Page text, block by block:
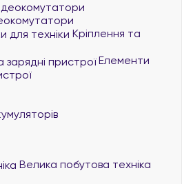
Кріплення та
Елементи
Велика побутова техніка